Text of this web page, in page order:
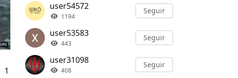
1
user54572
1194
Seguir
user53583
443
Seguir
user31098
408
Seguir